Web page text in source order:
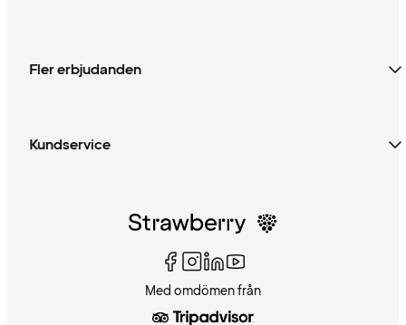
Fler erbjudanden
Kundservice
Med omdömen från